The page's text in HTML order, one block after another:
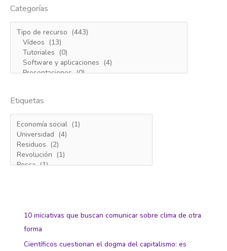
la
Categorías
Etiquetas
10 iniciativas que buscan comunicar sobre clima de otra
forma
Científicos cuestionan el dogma del capitalismo: es